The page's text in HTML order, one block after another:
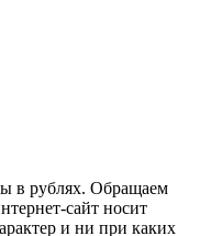
в рублях. Обращаем
сайт носит
и ни при каких